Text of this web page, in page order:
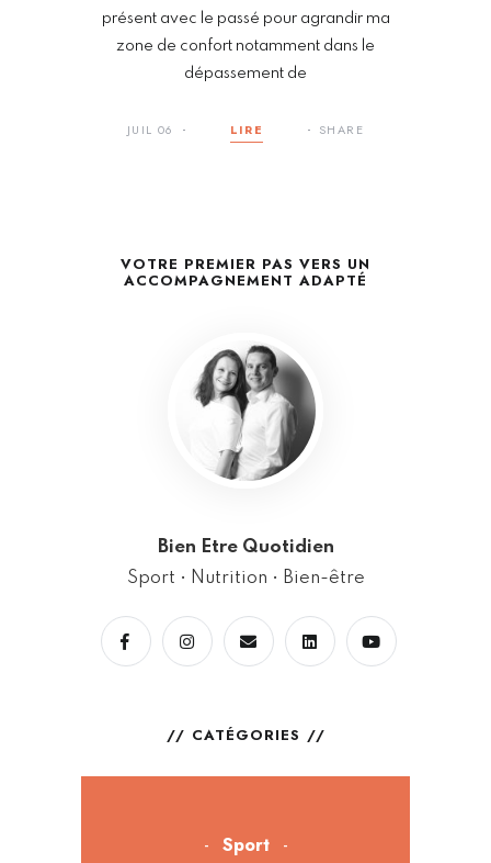
présent avec le passé pour agrandir ma
zone de confort notamment dans le
dépassement de
JUIL 06 LIRE SHARE
VOTRE PREMIER PAS VERS UN
ACCOMPAGNEMENT ADAPTÉ
Bien Etre Quotidien
Sport • Nutrition • Bien-être
CATÉGORIES
Sport